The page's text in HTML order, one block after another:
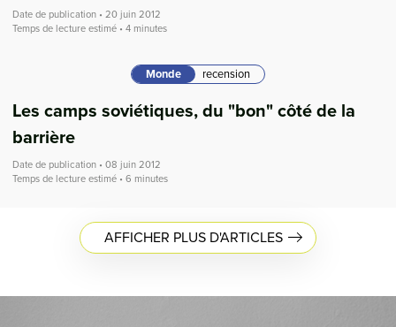
Date de publication • 20 juin 2012
Temps de lecture estimé • 4 minutes
Monde recension
Les camps soviétiques, du "bon" côté de la
barrière
Date de publication • 08 juin 2012
Temps de lecture estimé • 6 minutes
AFFICHER PLUS D'ARTICLES